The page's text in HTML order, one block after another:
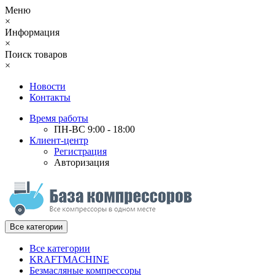
Меню
×
Информация
×
Поиск товаров
×
Новости
Контакты
Время работы
ПН-ВС 9:00 - 18:00
Клиент-центр
Регистрация
Авторизация
Все категории
Все категории
KRAFTMACHINE
Безмасляные компрессоры